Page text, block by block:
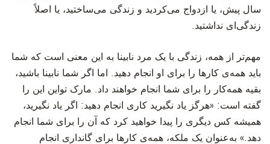
سال پیش، یا ازدواج می‌کردید و زندگی می‌ساختید، یا اصلاً
زندگی‌ای نداشتید.
‫مهم‌تر از همه، زندگی با یک مرد نابینا به این معنی است که شما
باید همه‌ی کارها را برای او انجام دهید. اما اگر شما نابینا باشید،
بقیه همه‌کار را برای شما انجام خواهند داد. مارک تواین این را
گفته است: «هرگز یاد نگیرید کاری انجام دهید: اگر یاد نگیرید،
همیشه کس دیگری را پیدا خواهید کرد که آن را برای شما انجام
دهد.» به‌عنوان یک ملکه، همه‌ی کارها برای گانداری انجام